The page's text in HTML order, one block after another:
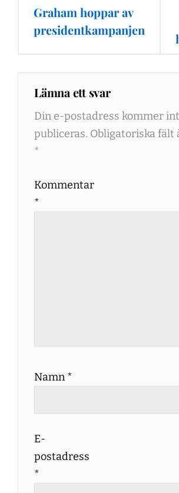
Graham hoppar av
presidentkampanjen
Lämna ett svar
Din e-postadress kommer
publiceras. Obligatoriska fält
*
Kommentar
*
Namn *
E-
postadress
*